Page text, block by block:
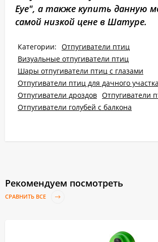
Eye", а также купить данную
самой низкой цене в Шатуре.
Категории: Отпугиватели птиц
Визуальные отпугиватели птиц
Шары отпугиватели птиц с глазами
Отпугиватели птиц для дачного участка
Отпугиватели дроздов Отпугиватели
Отпугиватели голубей с балкона
Рекомендуем посмотреть
СРАВНИТЬ ВСЕ